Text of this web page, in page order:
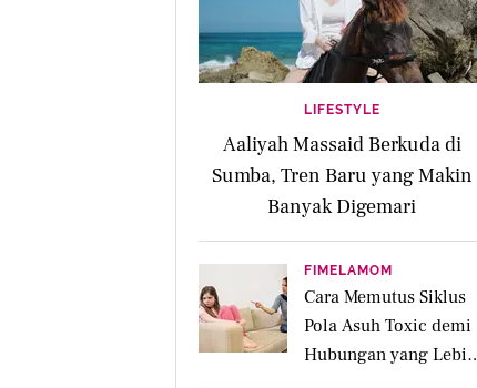
LIFESTYLE
Aaliyah Massaid Berkuda di
Sumba, Tren Baru yang Makin
Banyak Digemari
FIMELAMOM
Cara Memutus Siklus
Pola Asuh Toxic demi
Hubungan yang Lebih
Sehat dengan Anak